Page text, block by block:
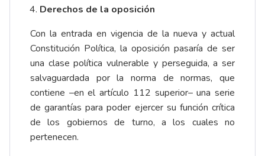
Derechos de la oposición
Con la entrada en vigencia de la nueva y actual
Constitución Política, la oposición pasaría de ser
una clase política vulnerable y perseguida, a ser
salvaguardada por la norma de normas, que
contiene –en el artículo 112 superior– una serie
de garantías para poder ejercer su función crítica
de los gobiernos de turno, a los cuales no
pertenecen.